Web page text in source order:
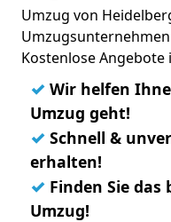
Umzug von
Kostenlose Angebote
✓ Wir helfen
Umzug geht!
✓ Schnell &
erhalten!
✓ Finden Sie
Umzug!